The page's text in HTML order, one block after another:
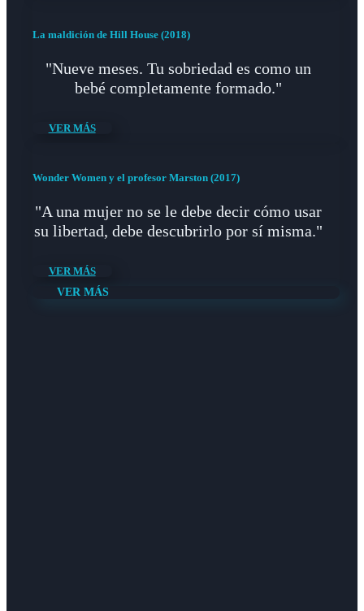
La maldición de Hill House (2018)
"Nueve meses. Tu sobriedad es como un
bebé completamente formado."
VER MÁS
Wonder Women y el profesor Marston (2017)
"A una mujer no se le debe decir cómo usar
su libertad, debe descubrirlo por sí misma."
VER MÁS
VER MÁS